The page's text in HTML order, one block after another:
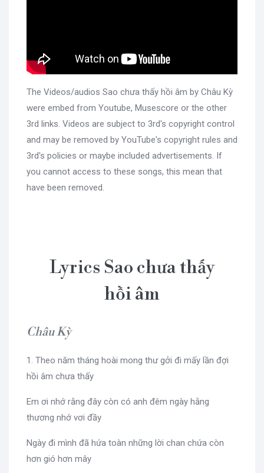
The Videos/audios Sao chưa thấy hồi âm by Châu Kỳ
were embed from Youtube, Musescore or the other
3rd links. Videos are subject to 3rd's copyright control
and may be removed by YouTube's copyright rules and
3rd's policies or maybe included advertisements. If
you cannot access to these songs, this mean that
have been removed.
Lyrics Sao chưa thấy
hồi âm
Châu Kỳ
1. Theo năm tháng hoài mong thư gởi đi mấy lần đợi
hồi âm chưa thấy
Em ơi nhớ rằng đây còn có anh đêm ngày hằng
thương nhớ vơi đầy
Ngày đi mình đã hứa toàn những lời chan chứa còn
hơn gió hơn mây